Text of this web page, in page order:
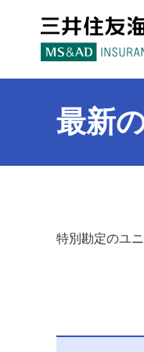
最新
特別勘定のユ